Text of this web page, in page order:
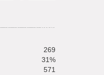
269
31%
571